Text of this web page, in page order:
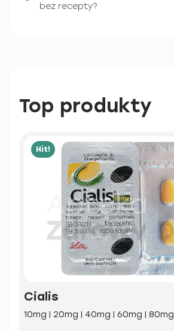
bez recepty?
Top produkty
Hit!
Cialis
10mg | 20mg | 40mg | 60mg | 80mg